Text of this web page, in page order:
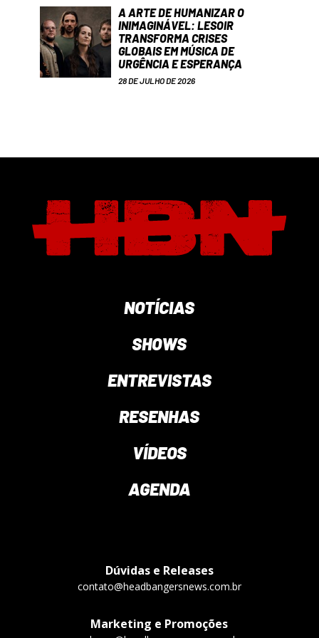
A ARTE DE HUMANIZAR O
INIMAGINÁVEL: LESOIR
TRANSFORMA CRISES
GLOBAIS EM MÚSICA DE
URGÊNCIA E ESPERANÇA
28 DE JULHO DE 2026
NOTÍCIAS
SHOWS
ENTREVISTAS
RESENHAS
VÍDEOS
AGENDA
Dúvidas e Releases
contato@headbangersnews.com.br
Marketing e Promoções